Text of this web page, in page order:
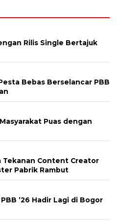
Rilis Single Bertajuk
Bebas Berselancar PBB
Puas dengan
Tekanan Content Creator
Pabrik Rambut
’26 Hadir Lagi di Bogor